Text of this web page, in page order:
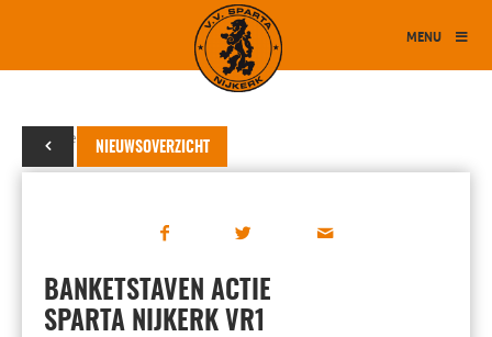
MENU
NIEUWSOVERZICHT
06 december 2023
BANKETSTAVEN ACTIE
SPARTA NIJKERK VR1